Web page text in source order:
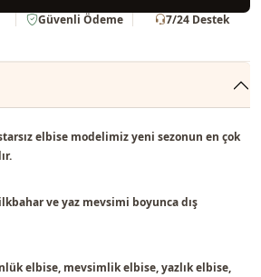
Güvenli Ödeme 7/24 Destek
elbise modelimizyeni sezonun en çok
ve yaz mevsimi boyunca dış
elbise, mevsimlik elbise, yazlık elbise,